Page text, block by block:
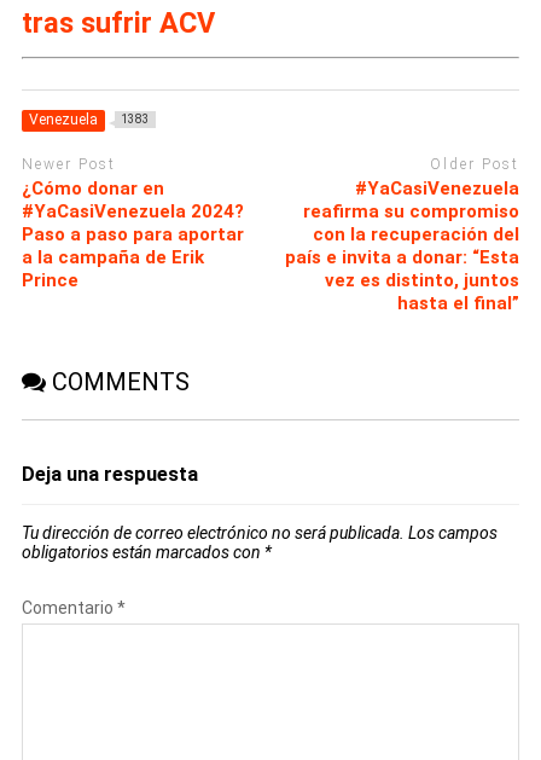
tras sufrir ACV
Venezuela 1383
Newer Post
¿Cómo donar en
#YaCasiVenezuela 2024?
Paso a paso para aportar
a la campaña de Erik
Prince
Older Post
#YaCasiVenezuela
reafirma su compromiso
con la recuperación del
país e invita a donar: “Esta
vez es distinto, juntos
hasta el final”
COMMENTS
Deja una respuesta
Tu dirección de correo electrónico no será publicada. Los campos
obligatorios están marcados con *
Comentario *